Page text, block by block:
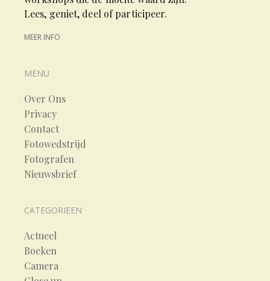
Lees, geniet, deel of participeer.
MEER INFO
MENU
Over Ons
Privacy
Contact
Fotowedstrijd
Fotografen
Nieuwsbrief
CATEGORIEEN
Actueel
Boeken
Camera